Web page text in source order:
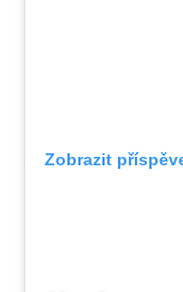
Zobrazit